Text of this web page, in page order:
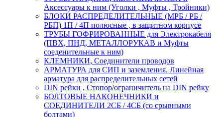
Аксессуары к ним (Уголки , Муфты , Тройники)
БЛОКИ РАСПРЕДЕЛИТЕЛЬНЫЕ (МРБ / РБ /
РБП) 1П / 4П полюсные , в защитном корпусе
ТРУБЫ ГОФРИРОВАННЫЕ для Электрокабеля
(ПВХ, ПНД, МЕТАЛЛОРУКАВ и Муфты
соеденительные к ним)
КЛЕМНИКИ, Соединители проводов
АРМАТУРА для СИП и заземления. Линейная
арматура для распределительных сетей
DIN рейки , Стопор/ограничитель на DIN рейку
БОЛТОВЫЕ НАКОНЕЧНИКИ и
СОЕДИНИТЕЛИ 2СБ / 4СБ (со срывными
болтами)